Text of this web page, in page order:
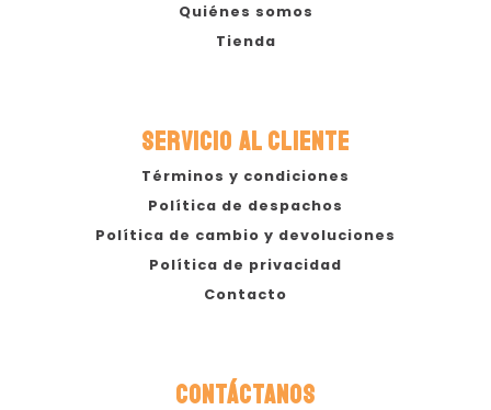
Quiénes somos
Tienda
SERVICIO AL CLIENTE
Términos y condiciones
Política de despachos
Política de cambio y devoluciones
Política de privacidad
Contacto
CONTÁCTANOS